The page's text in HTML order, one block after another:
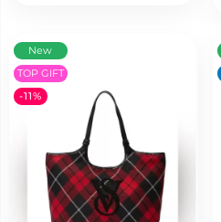
New
TOP GIFT
-11%